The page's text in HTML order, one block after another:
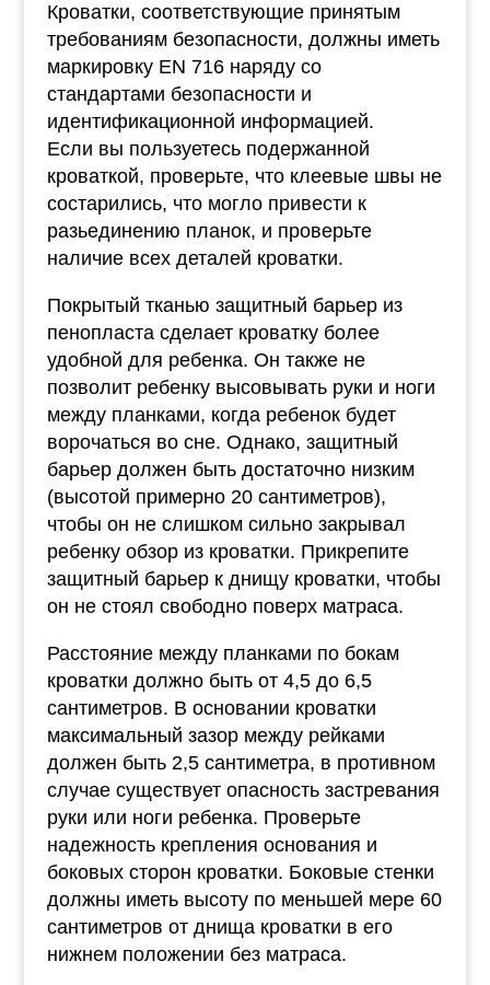
Кроватки, соответствующие принятым
требованиям безопасности, должны иметь
маркировку EN 716 наряду со
стандартами безопасности и
идентификационной информацией.
Если вы пользуетесь подержанной
кроваткой, проверьте, что клеевые швы не
состарились, что могло привести к
разьединению планок, и проверьте
наличие всех деталей кроватки.
Покрытый тканью защитный барьер из
пенопласта сделает кроватку более
удобной для ребенка. Он также не
позволит ребенку высовывать руки и ноги
между планками, когда ребенок будет
ворочаться во сне. Однако, защитный
барьер должен быть достаточно низким
(высотой примерно 20 сантиметров),
чтобы он не слишком сильно закрывал
ребенку обзор из кроватки. Прикрепите
защитный барьер к днищу кроватки, чтобы
он не стоял свободно поверх матраса.
Расстояние между планками по бокам
кроватки должно быть от 4,5 до 6,5
сантиметров. В основании кроватки
максимальный зазор между рейками
должен быть 2,5 сантиметра, в противном
случае существует опасность застревания
руки или ноги ребенка. Проверьте
надежность крепления основания и
боковых сторон кроватки. Боковые стенки
должны иметь высоту по меньшей мере 60
сантиметров от днища кроватки в его
нижнем положении без матраса.